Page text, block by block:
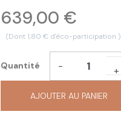
639,00 €
(Dont 1,80 € d'éco-participation )
Quantité - +
AJOUTER AU PANIER